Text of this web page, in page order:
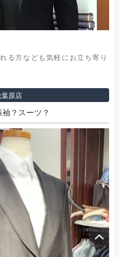
る方なども気軽にお立ち寄り
原店
袖？スーツ？